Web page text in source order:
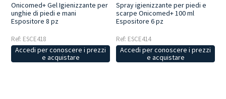
Onicomed+ Gel Igienizzante per
unghie di piedi e mani
Espositore 8 pz
Ref: ESCE418
Accedi per conoscere i prezzi
e acquistare
Spray igienizzante per piedi e
scarpe Onicomed+ 100 ml
Espositore 6 pz
Ref: ESCE414
Accedi per conoscere i prezzi
e acquistare